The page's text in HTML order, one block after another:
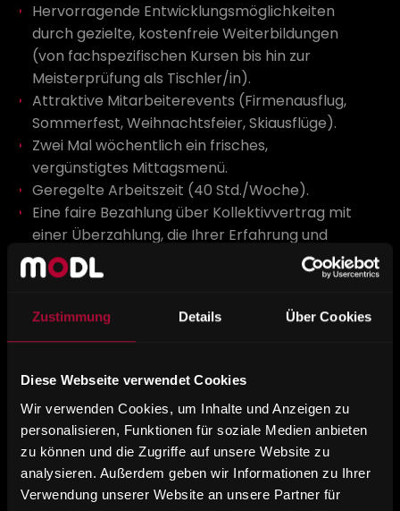
Zustimmung Details Über Cookies
Diese Webseite verwendet Cookies
Wir verwenden Cookies, um Inhalte und Anzeigen zu
personalisieren, Funktionen für soziale Medien anbieten
zu können und die Zugriffe auf unsere Website zu
analysieren. Außerdem geben wir Informationen zu Ihrer
Verwendung unserer Website an unsere Partner für
Hervorragende Entwicklungsmöglichkeiten
durch gezielte, kostenfreie Weiterbildungen
(von fachspezifischen Kursen bis hin zur
Meisterprüfung als Tischler/in).
Attraktive Mitarbeiterevents (Firmenausflug,
Sommerfest, Weihnachtsfeier, Skiausflüge).
Zwei Mal wöchentlich ein frisches,
vergünstigtes Mittagsmenü.
Geregelte Arbeitszeit (40 Std./Woche).
Eine faire Bezahlung über Kollektivvertrag mit
einer Überzahlung, die Ihrer Erfahrung und
Qualifikation entspricht.
DOWNLOAD
TISCHLER-ALLROUNDER
(M/W/D)